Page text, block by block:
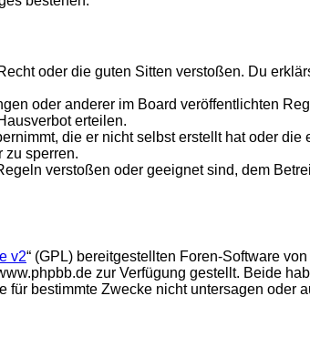
oder die guten Sitten verstoßen. Du
oder anderer im Board veröffentlichten
erteilen.
die er nicht selbst erstellt hat oder
zu sperren.
verstoßen oder geeignet sind, dem
v2“ (GPL) bereitgestellten Foren-Software
zur Verfügung gestellt. Beide
bestimmte Zwecke nicht untersagen oder